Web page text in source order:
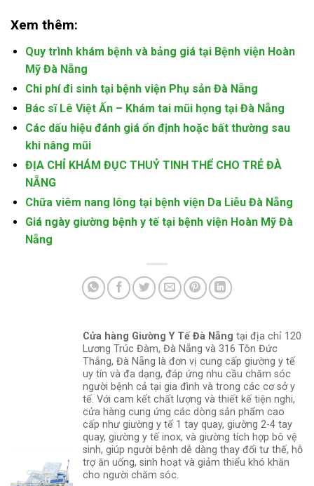
Xem thêm:
Quy trình khám bệnh và bảng giá tại Bệnh viện Hoàn
Mỹ Đà Nẵng
Chi phí đi sinh tại bệnh viện Phụ sản Đà Nẵng
Bác sĩ Lê Việt Ấn – Khám tai mũi họng tại Đà Nẵng
Các dấu hiệu đánh giá ổn định hoặc bất thường sau
khi nâng mũi
ĐỊA CHỈ KHÁM ĐỤC THUỶ TINH THỂ CHO TRẺ ĐÀ
NẴNG
Chữa viêm nang lông tại bệnh viện Da Liễu Đà Nẵng
Giá ngày giường bệnh y tế tại bệnh viện Hoàn Mỹ Đà
Nẵng
Cửa hàng Giường Y Tế Đà Nẵng tại địa chỉ 120
Lương Trúc Đàm, Đà Nẵng và 316 Tôn Đức
Thắng, Đà Nẵng là đơn vị cung cấp giường y tế
uy tín và đa dạng, đáp ứng nhu cầu chăm sóc
người bệnh cả tại gia đình và trong các cơ sở y
tế. Với cam kết chất lượng và thiết kế tiện nghi,
cửa hàng cung ứng các dòng sản phẩm cao
cấp như giường y tế 1 tay quay, giường 2-4 tay
quay, giường y tế inox, và giường tích hợp bô vệ
sinh, giúp người bệnh dễ dàng thay đổi tư thế, hỗ
trợ ăn uống, sinh hoạt và giảm thiểu khó khăn
cho người chăm sóc.